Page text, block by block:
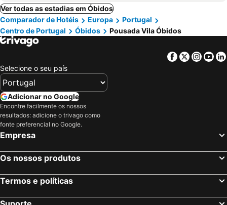
Ver todas as estadias em Óbidos
Comparador de Hotéis
Europa
Portugal
Centro de Portugal
Óbidos Pousada Vila Óbidos
Facebook
Twitter
Selecione o seu país
Adicionar no Google
Encontre facilmente os nossos
resultados: adicione o trivago como
fonte preferencial no Google.
Empresa
Os nossos produtos
Termos e políticas